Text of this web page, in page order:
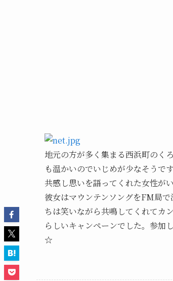
地元の方が多く集まる西浜町のく
も温かいのでいじめが少なそうで
共感し思いを語ってくれた女性が
彼女はマウンテンソングをFM局
ちは笑いながら共鳴してくれてカ
らしいキャンペーンでした。参加
☆